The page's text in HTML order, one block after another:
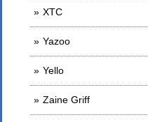
XTC
Yazoo
Yello
Zaine Griff